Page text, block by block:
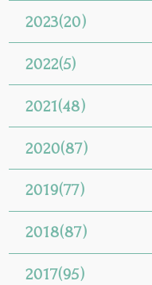
2023(20)
2022(5)
2021(48)
2020(87)
2019(77)
2018(87)
2017(95)